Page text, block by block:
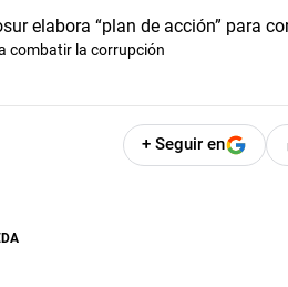
combatir la corrupción
+ Seguir en